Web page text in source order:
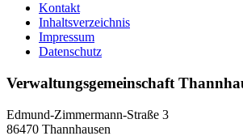
Kontakt
Inhaltsverzeichnis
Impressum
Datenschutz
Verwaltungsgemeinschaft
Edmund-Zimmermann-Straße 3
86470 Thannhausen